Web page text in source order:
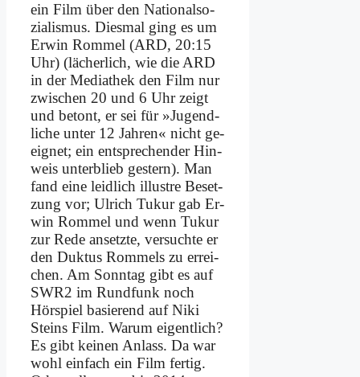
ein Film über den Na­tio­nal­so­
zia­lis­mus. Dies­mal ging es um
Er­win Rom­mel (ARD, 20:15
Uhr) (lä­cher­lich, wie die ARD
in der Me­dia­thek den Film nur
zwi­schen 20 und 6 Uhr zeigt
und be­tont, er sei für »Ju­gend­
li­che un­ter 12 Jah­ren« nicht ge­
eig­net; ein ent­spre­chen­der Hin­
weis un­ter­blieb ge­stern). Man
fand ei­ne leid­lich il­lu­stre Be­set­
zung vor; Ul­rich Tu­kur gab Er­
win Rom­mel und wenn Tu­kur
zur Re­de an­setz­te, ver­such­te er
den Duk­tus Rom­mels zu er­rei­
chen. Am Sonn­tag gibt es auf
SWR2 im Rund­funk noch
Hör­spiel ba­sie­rend auf Ni­ki
Steins Film. War­um ei­gent­lich?
Es gibt kei­nen An­lass. Da war
wohl ein­fach ein Film fer­tig.